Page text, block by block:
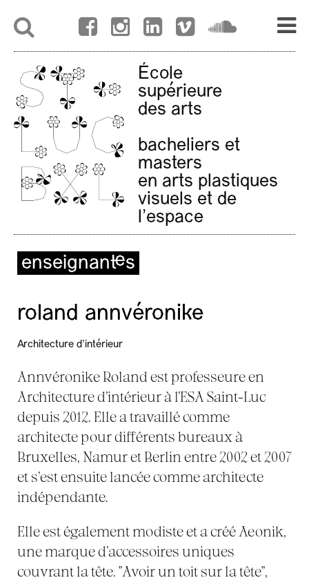
École
supérieure
des arts
bacheliers et
masters
en arts plastiques
visuels et de
l'espace
enseignant·es
roland annvéronike
Architecture d'intérieur
Annvéronike Roland est professeure en
Architecture d’intérieur à l’ESA Saint-Luc
depuis 2012. Elle a travaillé comme
architecte pour différents bureaux à
Bruxelles, Namur et Berlin entre 2002 et 2007
et s’est ensuite lancée comme architecte
indépendante.
Elle est également modiste et a créé Aeonik,
une marque d’accessoires uniques
couvrant la tête. "Avoir un toit sur la tête",